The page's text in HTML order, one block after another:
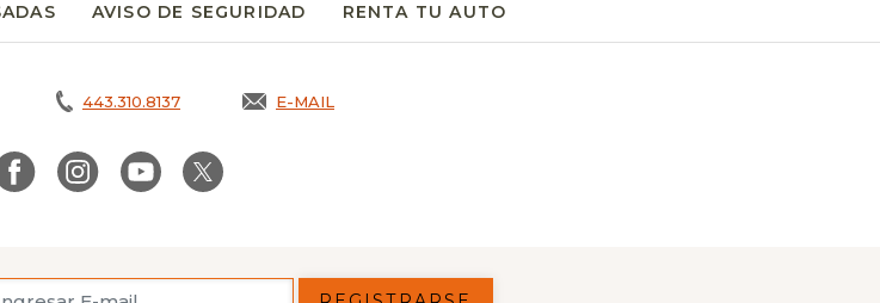
AVISO DE SEGURIDAD OPENS IN A NEW TAB.
RENTA TU AUTO
443.310.8137 E-MAIL
OPENS IN A NEW TAB.